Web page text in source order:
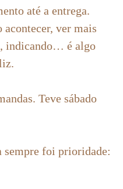
até a entrega.
acontecer, ver mais
indicando… é algo
Teve sábado
sempre foi prioridade: